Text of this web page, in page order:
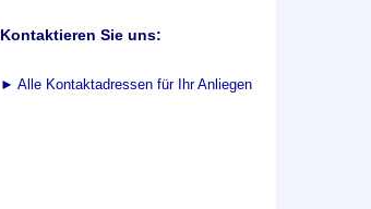
Kontaktieren Sie uns:
► Alle Kontaktadressen für Ihr Anliegen